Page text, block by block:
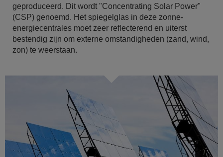
geproduceerd. Dit wordt "Concentrating Solar Power"
(CSP) genoemd. Het spiegelglas in deze zonne-
energiecentrales moet zeer reflecterend en uiterst
bestendig zijn om externe omstandigheden (zand, wind,
zon) te weerstaan.